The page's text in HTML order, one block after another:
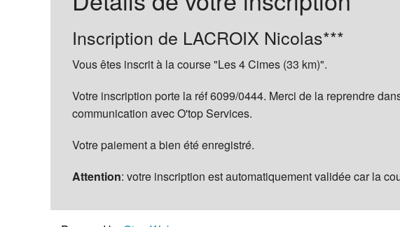
La Boutique des 4 Cimes
Inscription de LACROIX Nicolas***
Vous êtes inscrit à la course "Les 4 Cimes (33 km)".
Votre inscription porte la réf 6099/0444. Merci de la reprendre
communication avec O'top Services.
Votre paiement a bien été enregistré.
Attention: votre inscription est automatiquement validée car la